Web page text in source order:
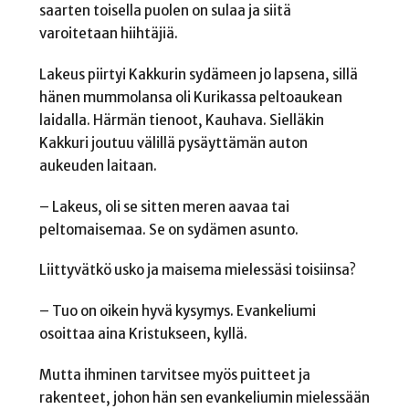
saarten toisella puolen on sulaa ja siitä
varoitetaan hiihtäjiä.
Lakeus piirtyi Kakkurin sydämeen jo lapsena, sillä
hänen mummolansa oli Kurikassa peltoaukean
laidalla. Härmän tienoot, Kauhava. Sielläkin
Kakkuri joutuu välillä pysäyttämän auton
aukeuden laitaan.
– Lakeus, oli se sitten meren aavaa tai
peltomaisemaa. Se on sydämen asunto.
Liittyvätkö usko ja maisema mielessäsi toisiinsa?
– Tuo on oikein hyvä kysymys. Evankeliumi
osoittaa aina Kristukseen, kyllä.
Mutta ihminen tarvitsee myös puitteet ja
rakenteet, johon hän sen evankeliumin mielessään